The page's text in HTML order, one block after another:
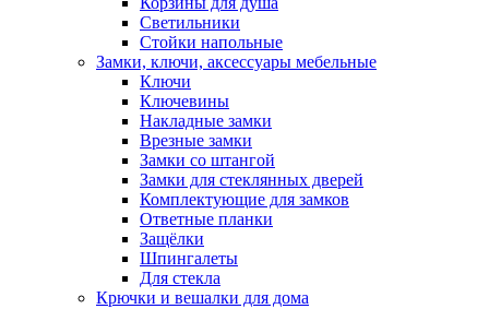
Светильники
Стойки напольные
Замки, ключи, аксессуары мебельные
Ключи
Ключевины
Накладные замки
Врезные замки
Замки со штангой
Замки для стеклянных дверей
Комплектующие для замков
Ответные планки
Защёлки
Шпингалеты
Для стекла
Крючки и вешалки для дома